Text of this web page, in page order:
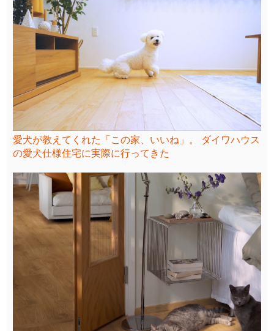
愛犬が教えてくれた「この家、いいね」。 ダイワハウス
の愛犬仕様住宅に実際に行ってきた